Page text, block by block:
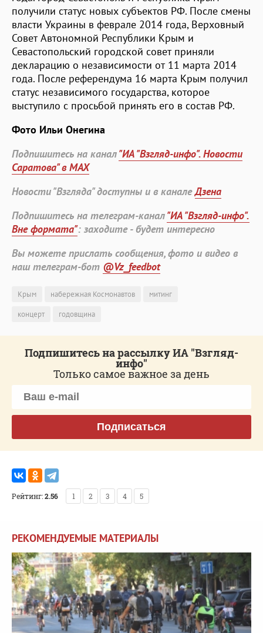
получили статус новых субъектов РФ. После смены
власти Украины в феврале 2014 года, Верховный
Совет Автономной Республики Крым и
Севастопольский городской совет приняли
декларацию о независимости от 11 марта 2014
года. После референдума 16 марта Крым получил
статус независимого государства, которое
выступило с просьбой принять его в состав РФ.
Фото Ильи Онегина
Подпишитесь на канал"ИА "Взгляд-инфо". Новости
Саратова" в MAX
Новости "Взгляда" доступны и в каналеДзена
Подпишитесь на телеграм-канал"ИА "Взгляд-инфо".
Вне формата": заходите - будет интересно
Вы можете прислать сообщения, фото и видео в
наш телеграм-бот @Vz_feedbot
Крым набережная Космонавтов
митинг
концерт
годовщина
Подпишитесь на рассылку ИА "Взгляд-
инфо"
Только самое важное за день
Подписаться
Рейтинг:2.56 1 2 3 4 5
РЕКОМЕНДУЕМЫЕ МАТЕРИАЛЫ